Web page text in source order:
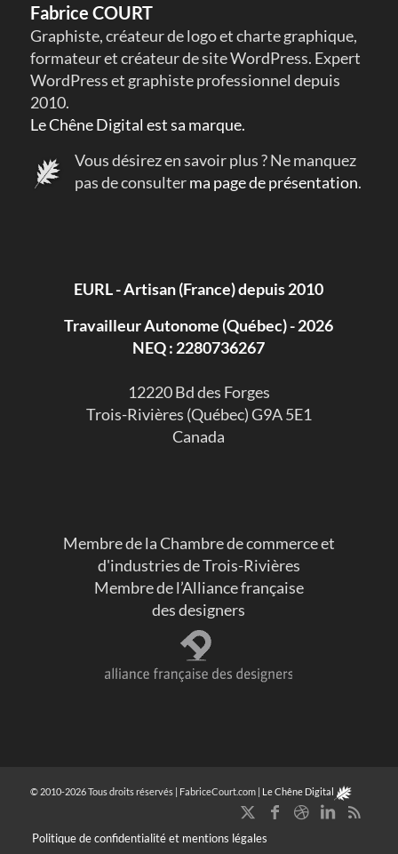
Fabrice COURT
Graphiste, créateur de logo et charte graphique,
formateur et créateur de site WordPress. Expert
WordPress et graphiste professionnel depuis
2010.
Le Chêne Digital est sa marque.
Vous désirez en savoir plus ? Ne manquez
pas de consulterma page de présentation.
EURL - Artisan (France) depuis 2010
Travailleur Autonome (Québec) - 2026
NEQ : 2280736267
​12220 Bd des Forges
Trois-Rivières (Québec) G9A 5E1
Canada
Membre de la Chambre de commerce et
d'industries de Trois-Rivières
Membre de l’Alliance française
des designers
© 2010-2026 Tous droits réservés | FabriceCourt.com | Le Chêne Digital
Politique de confidentialité et mentions légales